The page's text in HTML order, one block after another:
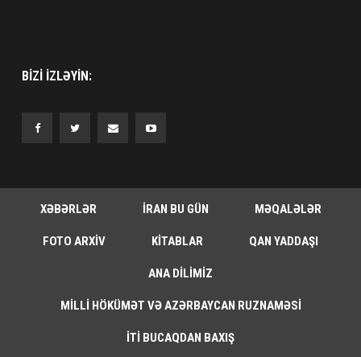
BIZI IZLƏYIN:
XƏBƏRLƏR İRAN BU GÜN MƏQALƏLƏR
FOTO ARXIV KITABLAR QAN YADDAŞI
ANA DILIMIZ
MILLI HÖKÜMƏT VƏ AZƏRBAYCAN RUZNAMƏSI
İTI BUCAQDAN BAXIŞ